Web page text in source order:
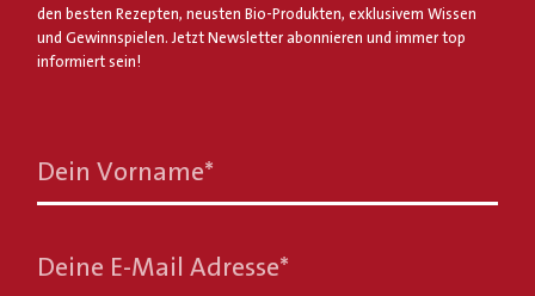
den besten Rezepten, neusten Bio-Produkten, exklusivem Wissen
und Gewinnspielen. Jetzt Newsletter abonnieren und immer top
informiert sein!
Dein Vorname*
Deine E-Mail Adresse*